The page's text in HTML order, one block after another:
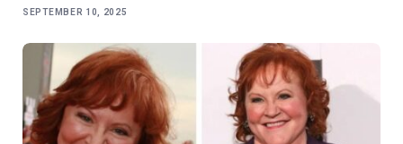
SEPTEMBER 10, 2025